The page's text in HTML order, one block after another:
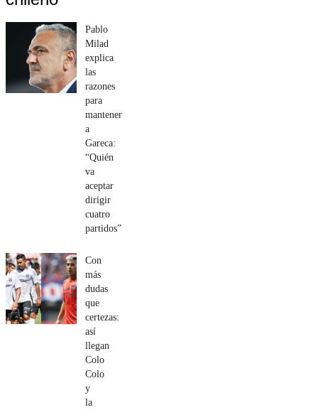
Pablo
Milad
explica
las
razones
para
mantener
a
Gareca:
“Quién
va
aceptar
dirigir
cuatro
partidos”
Con
más
dudas
que
certezas:
así
llegan
Colo
Colo
y
la